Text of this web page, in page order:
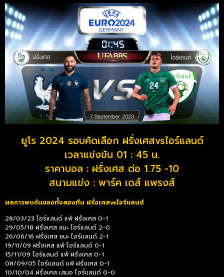
ยูโร 2024 รอบคัดเลือก ฝรั่งเศสvsไอร์แลนด์
เวลาแข่งขัน 01 : 45 น.
ราคาบอล : ฝรั่งเศส ต่อ 1.75 -10
สนามแข่ง : พาร์ค เดส์ แพรงส์
ผลการพบกันของทั้งสองทีม ฝรั่งเศสvsไอร์แลนด์
28/03/23 ไอร์แลนด์ แพ้ ฝรั่งเศส 0-1
29/05/18 ฝรั่งเศส ชนะ ไอร์แลนด์ 2-0
26/06/16 ฝรั่งเศส ชนะ ไอร์แลนด์ 2-1
19/11/09 ฝรั่งเศส แพ้ ไอร์แลนด์ 0-1
15/11/09 ไอร์แลนด์ แพ้ ฝรั่งเศส 0-1
08/09/05 ไอร์แลนด์ แพ้ ฝรั่งเศส 0-1
10/10/04 ฝรั่งเศส เสมอ ไอร์แลนด์ 0-0